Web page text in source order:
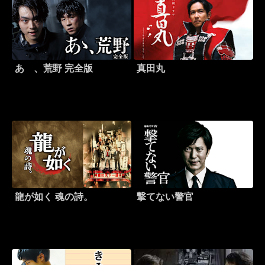
あゝ、荒野 完全版 真田丸
龍が如く 魂の詩。 撃てない警官